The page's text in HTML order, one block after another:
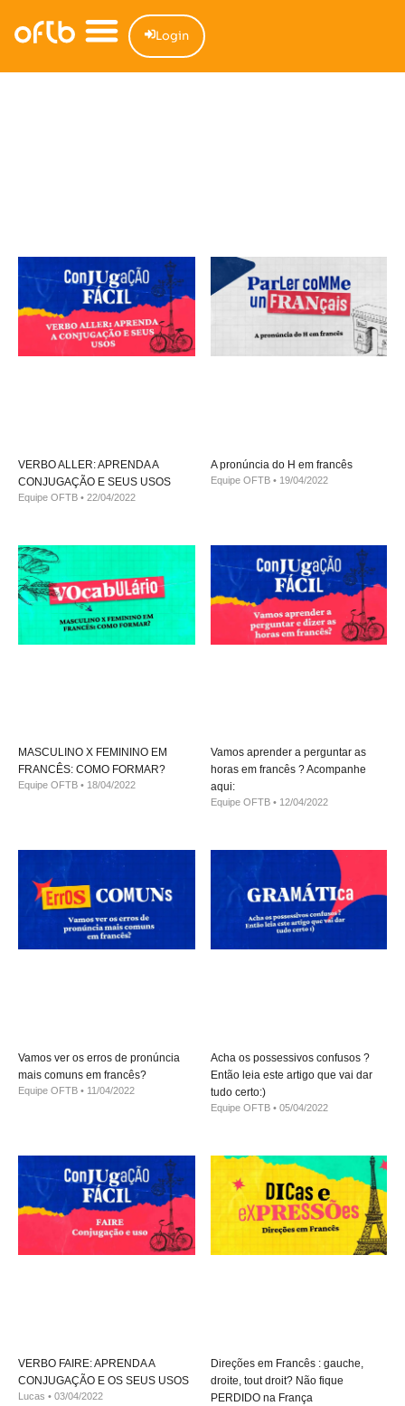
Login
VERBO ALLER: APRENDA A
CONJUGAÇÃO E SEUS USOS
Equipe OFTB 22/04/2022
A pronúncia do H em francês
Equipe OFTB 19/04/2022
MASCULINO X FEMININO EM
FRANCÊS: COMO FORMAR?
Equipe OFTB 18/04/2022
Vamos aprender a perguntar as
horas em francês ? Acompanhe
aqui:
Equipe OFTB 12/04/2022
Vamos ver os erros de pronúncia
mais comuns em francês?
Equipe OFTB 11/04/2022
Acha os possessivos confusos ?
Então leia este artigo que vai dar
tudo certo:)
Equipe OFTB 05/04/2022
VERBO FAIRE: APRENDA A
CONJUGAÇÃO E OS SEUS USOS
Lucas 03/04/2022
Direções em Francês : gauche,
droite, tout droit? Não fique
PERDIDO na França